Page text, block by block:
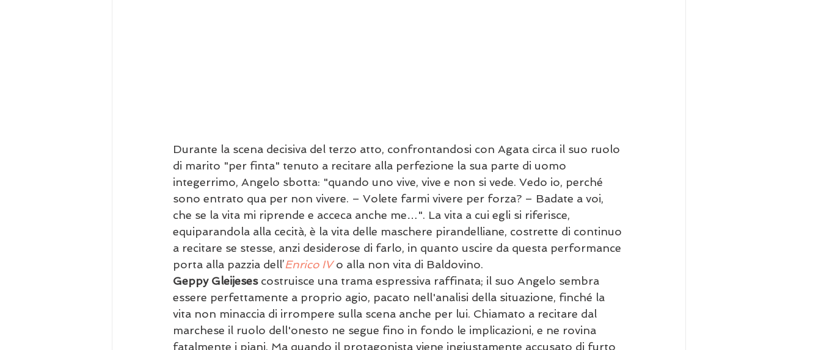
Durante la scena decisiva del terzo atto, confrontandosi con Agata circa il suo ruolo
di marito "per finta" tenuto a recitare alla perfezione la sua parte di uomo
integerrimo, Angelo sbotta: "quando uno vive, vive e non si vede. Vedo io, perché
sono entrato qua per non vivere. – Volete farmi vivere per forza? – Badate a voi,
che se la vita mi riprende e acceca anche me…". La vita a cui egli si riferisce,
equiparandola alla cecità, è la vita delle maschere pirandelliane, costrette di continuo
a recitare se stesse, anzi desiderose di farlo, in quanto uscire da questa performance
porta alla pazzia dell’Enrico IV o alla non vita di Baldovino.
Geppy Gleijeses costruisce una trama espressiva raffinata; il suo Angelo sembra
essere perfettamente a proprio agio, pacato nell'analisi della situazione, finché la
vita non minaccia di irrompere sulla scena anche per lui. Chiamato a recitare dal
marchese il ruolo dell'onesto ne segue fino in fondo le implicazioni, e ne rovina
fatalmente i piani. Ma quando il protagonista viene ingiustamente accusato di furto